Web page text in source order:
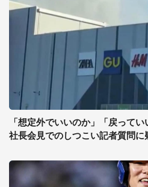
「想定外でいいのか」「戻って
社長会見でのしつこい記者質問に